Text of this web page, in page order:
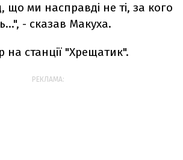
що ми насправді не ті, за кого
- сказав Макуха.
на станції "Хрещатик".
РЕКЛАМА: